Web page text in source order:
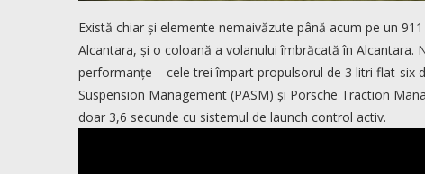
Există chiar și elemente nemaivăzute până acum pe un
Alcantara, și o coloană a volanului îmbrăcată în Alcantara.
performanțe – cele trei împart propulsorul de 3 litri flat-six
Suspension Management (PASM) și Porsche Traction
doar 3,6 secunde cu sistemul de launch control activ.